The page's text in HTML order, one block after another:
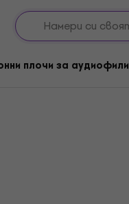
плочи за аудиофили